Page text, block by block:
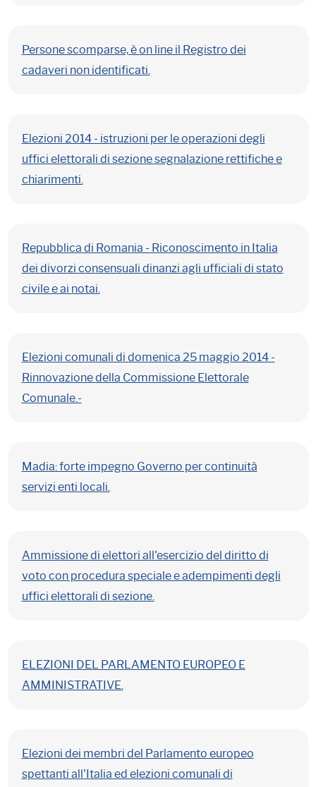
Persone scomparse, è on line il Registro dei
cadaveri non identificati.
Elezioni 2014 - istruzioni per le operazioni degli
uffici elettorali di sezione segnalazione rettifiche e
chiarimenti.
Repubblica di Romania - Riconoscimento in Italia
dei divorzi consensuali dinanzi agli ufficiali di stato
civile e ai notai.
Elezioni comunali di domenica 25 maggio 2014 -
Rinnovazione della Commissione Elettorale
Comunale.-
Madia: forte impegno Governo per continuità
servizi enti locali.
Ammissione di elettori all'esercizio del diritto di
voto con procedura speciale e adempimenti degli
uffici elettorali di sezione.
ELEZIONI DEL PARLAMENTO EUROPEO E
AMMINISTRATIVE.
Elezioni dei membri del Parlamento europeo
spettanti all'Italia ed elezioni comunali di